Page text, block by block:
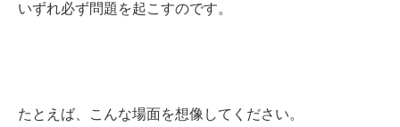
いずれ必ず問題を起こすのです。
たとえば、こんな場面を想像してください。